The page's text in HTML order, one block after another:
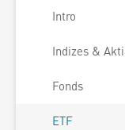
Intro
Indizes &
Fonds
ETF